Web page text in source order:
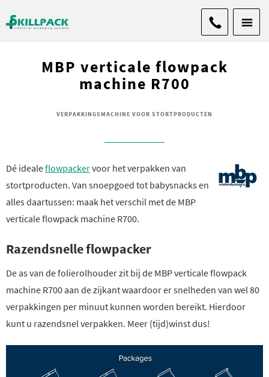
MBP verticale flowpack
machine R700
VERPAKKINGSMACHINE VOOR STORTPRODUCTEN
Dé idealeflowpackervoor het verpakken van
stortproducten. Van snoepgoed tot babysnacks en
alles daartussen: maak het verschil met de MBP
verticale flowpack machine R700.
Razendsnelle flowpacker
De as van de folierolhouder zit bij de MBP verticale flowpack
machine R700 aan de zijkant waardoor er snelheden van wel 80
verpakkingen per minuut kunnen worden bereikt. Hierdoor
kunt u razendsnel verpakken. Meer (tijd)winst dus!